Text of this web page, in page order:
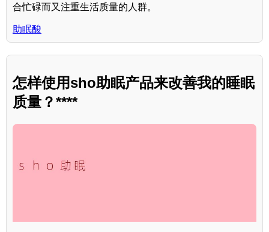
合忙碌而又注重生活质量的人群。
助眠酸
怎样使用sho助眠产品来改善我的睡眠
质量？****